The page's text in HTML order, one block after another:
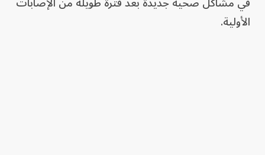
الأولية.